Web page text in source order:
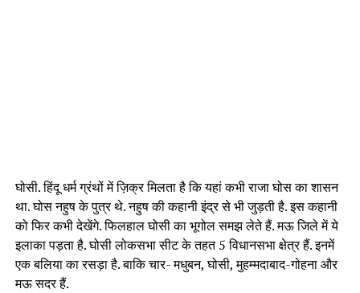
घोसी. हिंदू धर्म ग्रंथों में ज़िक्र मिलता है कि यहां कभी राजा घोस का शासन
था. घोस नहुष के पुत्र थे. नहुष की कहानी इंद्र से भी जुड़ती है. इस कहानी
को फिर कभी देखेंगे. फिलहाल घोसी का भूगोल समझ लेते हैं. मऊ जिले में ये
इलाका पड़ता है. घोसी लोकसभा सीट के तहत 5 विधानसभा क्षेत्र हैं. इनमें
एक बलिया का रसड़ा है. बाकि चार- मधुबन, घोसी, मुहम्मदाबाद-गोहना और
मऊ सदर हैं.